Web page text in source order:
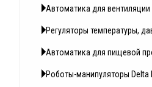
Автоматика для вентиляции
Регуляторы температуры,
Автоматика для пищевой
Роботы-манипуляторы Delta